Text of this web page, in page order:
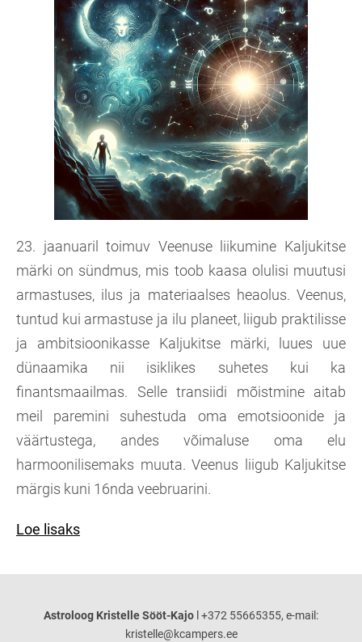
23. jaanuaril toimuv Veenuse liikumine Kaljukitse
märki on sündmus, mis toob kaasa olulisi muutusi
armastuses, ilus ja materiaalses heaolus. Veenus,
tuntud kui armastuse ja ilu planeet, liigub praktilisse
ja ambitsioonikasse Kaljukitse märki, luues uue
dünaamika nii isiklikes suhetes kui ka
finantsmaailmas. Selle transiidi mõistmine aitab
meil paremini suhestuda oma emotsioonide ja
väärtustega, andes võimaluse oma elu
harmoonilisemaks muuta. Veenus liigub Kaljukitse
märgis kuni 16nda veebruarini.
Loe lisaks
Astroloog Kristelle Sööt-Kajo l +372 55665355, e-mail:
kristelle@kcampers.ee